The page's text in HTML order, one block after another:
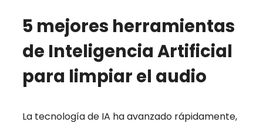
5 mejores herramientas
de Inteligencia Artificial
para limpiar el audio
La tecnología de IA ha avanzado rápidamente,